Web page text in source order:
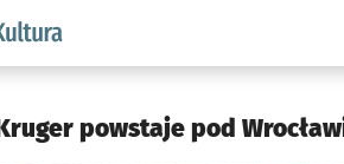
wroclaw.pl podserwis: Kultura
powstaje pod